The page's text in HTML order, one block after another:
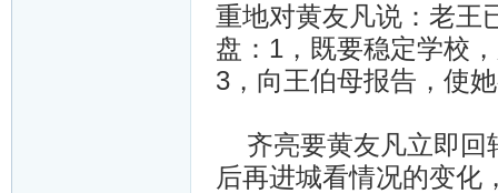
重地对黄友凡说：老王
盘：1，既要稳定学校
3，向王伯母报告，使
齐亮要黄友凡立即回
后再进城看情况的变化